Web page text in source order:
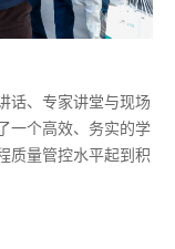
话、专家讲堂与现场
一个高效、务实的学
质量管控水平起到积